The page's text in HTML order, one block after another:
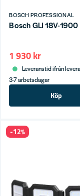
BOSCH PROFESSIONAL
Bosch GLI 18V-
1 930 kr
Leveranstid ifrån
3-7 arbetsdagar
Köp
-12%